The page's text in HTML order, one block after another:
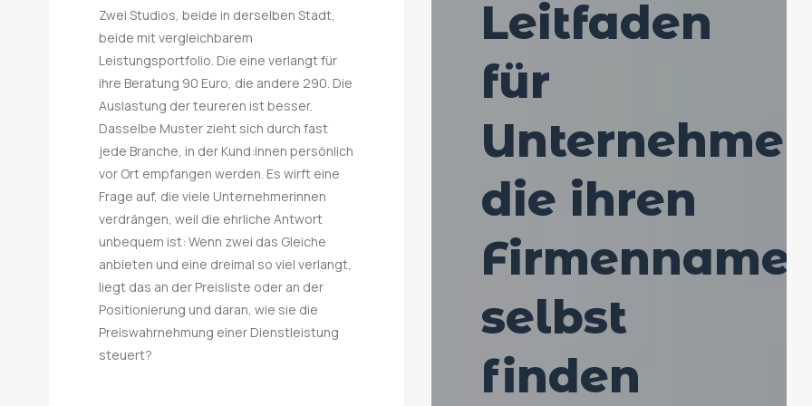
Zwei Studios, beide in derselben Stadt,
beide mit vergleichbarem
Leistungsportfolio. Die eine verlangt für
ihre Beratung 90 Euro, die andere 290. Die
Auslastung der teureren ist besser.
Dasselbe Muster zieht sich durch fast
jede Branche, in der Kund:innen persönlich
vor Ort empfangen werden. Es wirft eine
Frage auf, die viele Unternehmerinnen
verdrängen, weil die ehrliche Antwort
unbequem ist: Wenn zwei das Gleiche
anbieten und eine dreimal so viel verlangt,
liegt das an der Preisliste oder an der
Positionierung und daran, wie sie die
Preiswahrnehmung einer Dienstleistung
steuert?
Leitfaden
für
die ihren
selbst
finden